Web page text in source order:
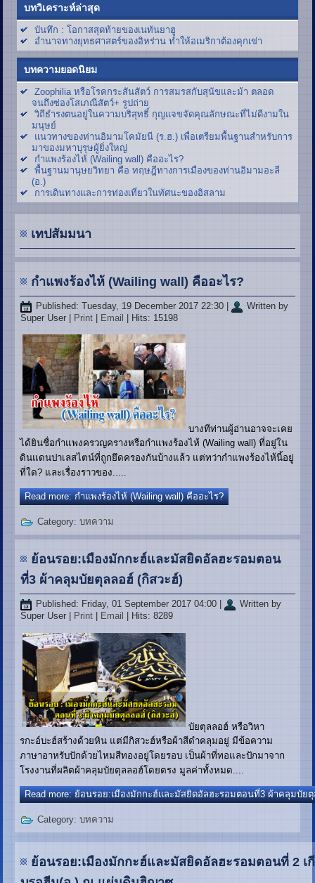
บทวิเคราะห์ล่าสุด
บันทึก : โอกาสสุดท้ายของเนทันยาฮู
อำนาจทางยุทธศาสตร์ของอิหร่าน ทำให้อเมริกาต้องคุกเข่า
บทความยอดนิยม
Zoophilia หรือโรคกระสันสัตว์ การสมรสกับสุนัขและม้า ตลอด
จนถึงซ่องโสเภณีสัตว์+ รูปถ่าย
วิถีธำรงตนอยู่ในความบริสุทธิ์ กุญแจขจัดคุณลักษณะที่ไม่ดีงามใน
มนุษย์
แนวทางของท่านอิมามโคมัยนี (ร.ฮ.) เพื่อเตรียมพื้นฐานสำหรับการ
มาของมหาบุรุษผู้ยิ่งใหญ่
กำแพงร้องไห้ (Wailing wall) คืออะไร?
พื้นฐานมานุษยวิทยา คือ ทฤษฎีทางการเมืองของท่านอิมามอะลี
(อ.)
การเดินทางและการท่องเที่ยวในทัศนะของอิสลาม
เทปสัมมนา
กำแพงร้องไห้ (Wailing wall) คืออะไร?
Published: Tuesday, 19 December 2017 22:30
Written by
Super User | Print | Email | Hits: 15198
บางทีท่านผู้อ่านอาจจะเคย
ได้ยินชื่อกำแพงครวญครางหรือกำแพงร้องไห้ (Wailing wall) ที่อยู่ใน
ดินแดนปาเลสไตน์ที่ถูกยึดครองกันบ้างแล้ว แต่ทว่ากำแพงร้องไห้นี้อยู่
ที่ใด? และเรื่องราวของ.....
Read more: กำแพงร้องไห้ (Wailing wall) คืออะไร?
Category:บทความ
ย้อนรอย:เมืองมักกะฮ์และมัสยิดอัลฮะรอมตอน
ที่3 ผ้าคลุมบัยตุลลอฮ์ (กิสวะฮ์)
Published: Friday, 01 September 2017 04:00
Written by
Super User
Print Email | Hits: 8289
บัยตุลลอฮ์ หรือวิหา
รกะอ์บะฮ์สร้างด้วยหิน แต่มีกิสวะฮ์หรือผ้าสีดำคลุมอยู่ มีข้อความ
ภาษาอาหรับปักด้วยไหมสีทองอยู่โดยรอบ เป็นผ้าที่ทอและปักมาจาก
โรงงานที่ผลิตผ้าคลุมบัยตุลลอฮ์โดยตรง มูลค่าทั้งหมด....
Read more: ย้อนรอย:เมืองมักกะฮ์และมัสยิดอัลฮะรอมตอนที่3 ผ้าคลุมบัย
Category:บทความ
ย้อนรอย:เมืองมักกะฮ์และมัสยิดอัลฮะรอมตอนที่ 2 เ